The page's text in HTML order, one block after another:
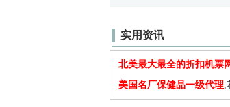
实用资讯
北美最大最全的折扣机票
美国名厂保健品一级代理,